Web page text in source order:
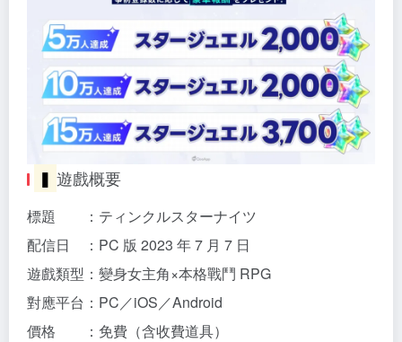
▍ 遊戲概要
標題 ：ティンクルスターナイツ
配信日 ：PC 版 2023 年 7 月 7 日
遊戲類型：變身女主角×本格戰鬥 RPG
對應平台：PC／iOS／Android
價格 ：免費（含收費道具）